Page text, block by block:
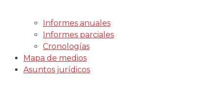
Informes anuales
Informes parciales
Cronologías
Mapa de medios
Asuntos jurídicos